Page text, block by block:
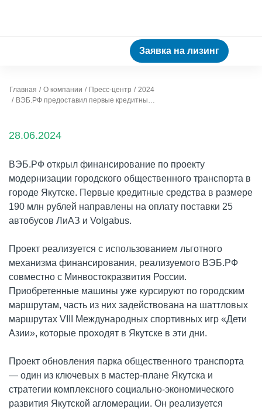
Заявка на лизинг
Главная О компании Пресс-центр
2024
ВЭБ.РФ предоставил первые кредитные средства для модернизации общественного транспорта в Якутске в партнерстве со СберЛизингом
28.06.2024
ВЭБ.РФ открыл финансирование по проекту
модернизации городского общественного транспорта в
городе Якутске. Первые кредитные средства в размере
190 млн рублей направлены на оплату поставки 25
автобусов ЛиАЗ и Volgabus.
Проект реализуется с использованием льготного
механизма финансирования, реализуемого ВЭБ.РФ
совместно с Минвостокразвития России.
Приобретенные машины уже курсируют по городским
маршрутам, часть из них задействована на шаттловых
маршрутах VIII Международных спортивных игр «Дети
Азии», которые проходят в Якутске в эти дни.
Проект обновления парка общественного транспорта
— один из ключевых в мастер-плане Якутска и
стратегии комплексного социально-экономического
развития Якутской агломерации. Он реализуется